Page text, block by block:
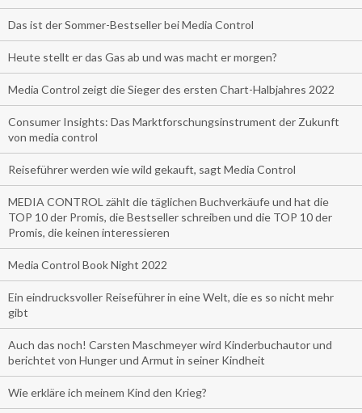
Das ist der Sommer-Bestseller bei Media Control
Heute stellt er das Gas ab und was macht er morgen?
Media Control zeigt die Sieger des ersten Chart-Halbjahres 2022
Consumer Insights: Das Marktforschungsinstrument der Zukunft
von media control
Reiseführer werden wie wild gekauft, sagt Media Control
MEDIA CONTROL zählt die täglichen Buchverkäufe und hat die
TOP 10 der Promis, die Bestseller schreiben und die TOP 10 der
Promis, die keinen interessieren
Media Control Book Night 2022
Ein eindrucksvoller Reiseführer in eine Welt, die es so nicht mehr
gibt
Auch das noch! Carsten Maschmeyer wird Kinderbuchautor und
berichtet von Hunger und Armut in seiner Kindheit
Wie erkläre ich meinem Kind den Krieg?